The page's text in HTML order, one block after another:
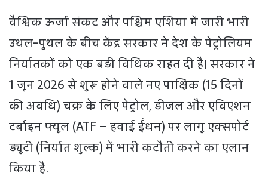
वैश्विक ऊर्जा संकट और पश्चिम एशिया में जारी भारी
उथल-पुथल के बीच केंद्र सरकार ने देश के पेट्रोलियम
निर्यातकों को एक बड़ी विधिक राहत दी है। सरकार ने
1 जून 2026 से शुरू होने वाले नए पाक्षिक (15 दिनों
की अवधि) चक्र के लिए पेट्रोल, डीजल और एविएशन
टर्बाइन फ्यूल (ATF – हवाई ईंधन) पर लागू एक्सपोर्ट
ड्यूटी (निर्यात शुल्क) में भारी कटौती करने का एलान
किया है.